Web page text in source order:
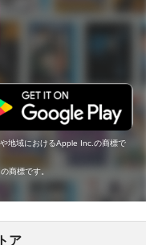
地域におけるApple Inc.の商標で
商標です。
ア